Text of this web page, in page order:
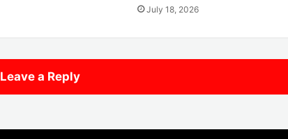
July 18, 2026
Leave a Reply